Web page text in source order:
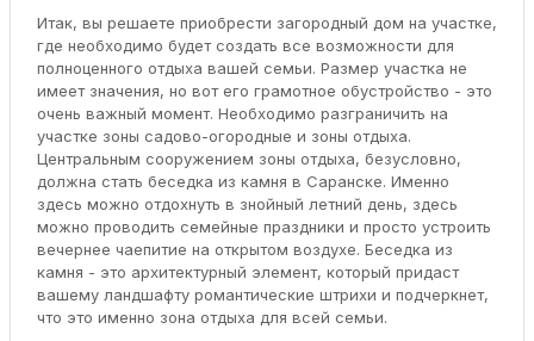
Итак, вы решаете приобрести загородный дом на участке,
где необходимо будет создать все возможности для
полноценного отдыха вашей семьи. Размер участка не
имеет значения, но вот его грамотное обустройство - это
очень важный момент. Необходимо разграничить на
участке зоны садово-огородные и зоны отдыха.
Центральным сооружением зоны отдыха, безусловно,
должна стать беседка из камня в Саранске. Именно
здесь можно отдохнуть в знойный летний день, здесь
можно проводить семейные праздники и просто устроить
вечернее чаепитие на открытом воздухе. Беседка из
камня - это архитектурный элемент, который придаст
вашему ландшафту романтические штрихи и подчеркнет,
что это именно зона отдыха для всей семьи.